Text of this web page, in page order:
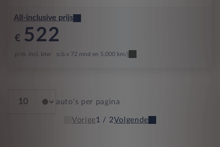
All-inclusive prijs
€ 522
p/m. incl. btw o.b.v 72 mnd en 5,000 km/j
auto's per pagina
Vorige1 / 2Volgende